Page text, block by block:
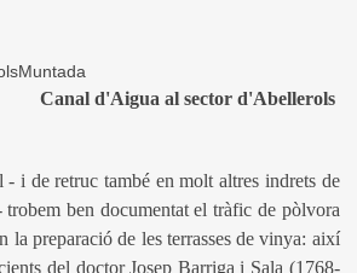
Canal d'Aigua al sector d'Abellerols
i de retruc també en molt altres indrets de
ben documentat el tràfic de pòlvora
la preparació de les terrasses de vinya: així
del doctor Josep Barriga i Sala (1768-